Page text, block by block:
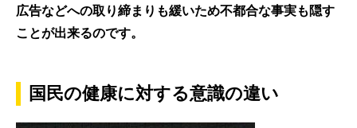
広告などへの取り締まりも緩いため不都合な事実も隠す
ことが出来るのです。
国民の健康に対する意識の違い